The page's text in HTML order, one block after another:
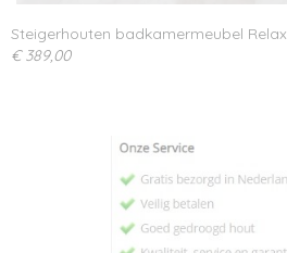
Steigerhouten badkamermeubel Relax
€ 389,00